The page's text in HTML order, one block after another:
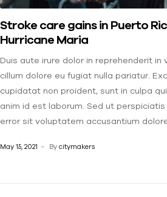
Stroke care gains in Puerto
Hurricane Maria
Duis aute irure dolor in reprehenderit
cillum dolore eu fugiat nulla pariatur.
cupidatat non proident, sunt in culpa
anim id est laborum. Sed ut
error sit voluptatem accusantium
May 15, 2021 By citymakers